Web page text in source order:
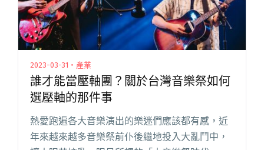
2023-03-31・產業
誰才能當壓軸團？關於台灣音樂祭如何
選壓軸的那件事
熱愛跑遍各大音樂演出的樂迷們應該都有感，近
年來越來越多音樂祭前仆後繼地投入大亂鬥中，